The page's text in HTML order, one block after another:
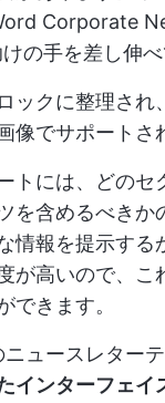
Corporate
の手を差し伸べ
ックに整理され
像でサポートさ
トには、どのセ
を含めるべきか
情報を提示する
が高いので、こ
できます。
ュースレター
インターフェイ